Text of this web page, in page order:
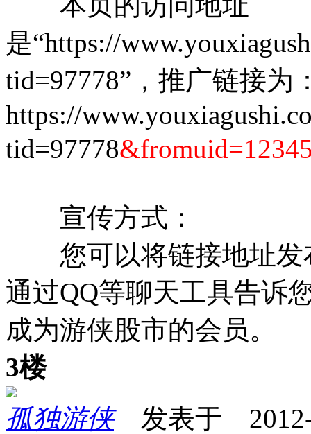
是“https://
tid=97778”，推广链接为
https://
tid=97778
宣传方式：
您可以将链接地址发
通过QQ等聊天工具告诉
成为游侠股市的会员。
3楼
孤独游侠发表于 2012-